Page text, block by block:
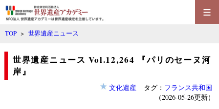
≡
TOP >世界遺産ニュース
世界遺産ニュース Vol.12,264 『パリのセーヌ河
岸』
文化遺産タグ： フランス共和国
（2026-05-26更新）